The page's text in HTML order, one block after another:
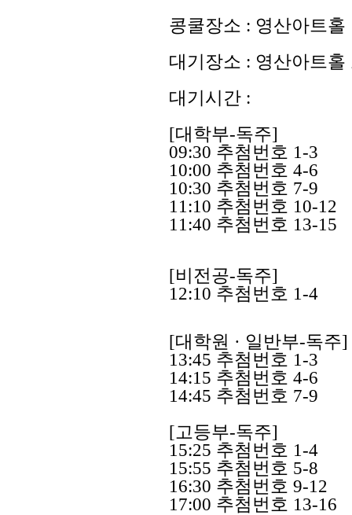
콩쿨장소 : 영산아트홀
대기장소 : 영산아트홀
대기시간 :
[대학부-독주]
09:30 추첨번호 1-3
10:00 추첨번호 4-6
10:30 추첨번호 7-9
11:10 추첨번호 10-12
11:40 추첨번호 13-15
[비전공-독주]
12:10 추첨번호 1-4
[대학원 · 일반부-독주]
13:45 추첨번호 1-3
14:15 추첨번호 4-6
14:45 추첨번호 7-9
[고등부-독주]
15:25 추첨번호 1-4
15:55 추첨번호 5-8
16:30 추첨번호 9-12
17:00 추첨번호 13-16